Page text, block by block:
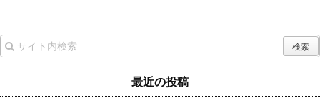
最近の投稿